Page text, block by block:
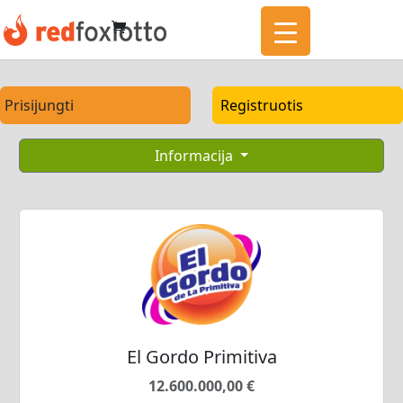
Prisijungti Registruotis
Informacija
El Gordo Primitiva
12.600.000,00 €